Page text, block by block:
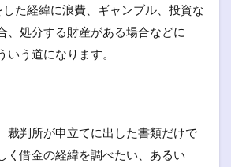
た経緯に浪費、ギャンブル、投資な
、処分する財産がある場合などに
いう道になります。
裁判所が申立てに出した書類だけで
く借金の経緯を調べたい、あるい